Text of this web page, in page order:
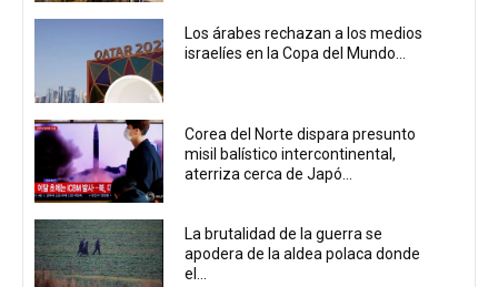
Los árabes rechazan a los medios
israelíes en la Copa del Mundo...
Corea del Norte dispara presunto
misil balístico intercontinental,
aterriza cerca de Japó...
La brutalidad de la guerra se
apodera de la aldea polaca donde
el...